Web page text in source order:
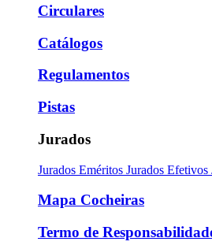
Circulares
Catálogos
Regulamentos
Pistas
Jurados
Jurados Eméritos Jurados Efetivos
Mapa Cocheiras
Termo de